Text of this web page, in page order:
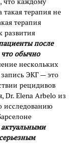
терапия не
терапия
развития
после
обычно
нескольких
ЭКГ — это
рецидивов
Dr. Elena Arbelo из
исследованию